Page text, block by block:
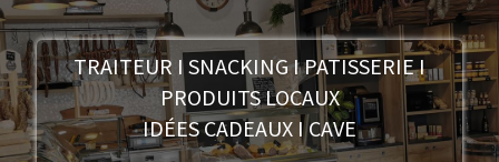
TRAITEUR I SNACKING I PATISSERIE I
PRODUITS LOCAUX
IDÉES CADEAUX I CAVE